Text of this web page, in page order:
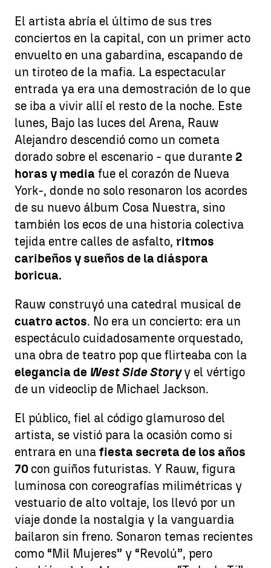
El artista abría el último de sus tres
conciertos en la capital, con un primer acto
envuelto en una gabardina, escapando de
un tiroteo de la mafia. La espectacular
entrada ya era una demostración de lo que
se iba a vivir allí el resto de la noche. Este
lunes, Bajo las luces del Arena, Rauw
Alejandro descendió como un cometa
dorado sobre el escenario - que durante 2
horas y media fue el corazón de Nueva
York-, donde no solo resonaron los acordes
de su nuevo álbum Cosa Nuestra, sino
también los ecos de una historia colectiva
tejida entre calles de asfalto, ritmos
caribeños y sueños de la diáspora
boricua.
Rauw construyó una catedral musical de
cuatro actos. No era un concierto: era un
espectáculo cuidadosamente orquestado,
una obra de teatro pop que flirteaba con la
elegancia de West Side Storyy el vértigo
de un videoclip de Michael Jackson.
El público, fiel al código glamuroso del
artista, se vistió para la ocasión como si
entrara en una fiesta secreta de los años
70 con guiños futuristas. Y Rauw, figura
luminosa con coreografías milimétricas y
vestuario de alto voltaje, los llevó por un
viaje donde la nostalgia y la vanguardia
bailaron sin freno. Sonaron temas recientes
como “Mil Mujeres” y “Revolú”, pero